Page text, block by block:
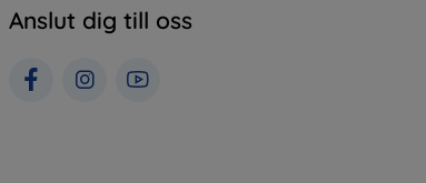
Anslut dig till oss